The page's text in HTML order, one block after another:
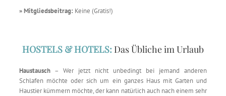
» Mitgliedsbeitrag: Keine (Gratis!)
HOSTELS & HOTELS: Das Übliche im Urlaub
Haustausch – Wer jetzt nicht unbedingt bei jemand anderen
Schlafen möchte oder sich um ein ganzes Haus mit Garten und
Haustier kümmern möchte, der kann natürlich auch nach einem sehr